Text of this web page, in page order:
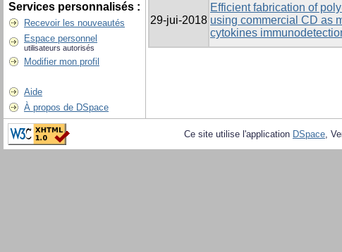
Services personnalisés :
Recevoir les nouveautés
Espace personnel
utilisateurs autorisés
Modifier mon profil
Aide
À propos de DSpace
29-jui-2018
Efficient fabrication of
using commercial CD as
cytokines
Ce site utilise l'application DSpace,